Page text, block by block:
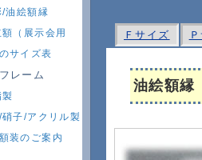
Ｆサイズ
油絵額
油絵額縁
（展示会用
サイズ表
レーム
子/アクリル製
装のご案内